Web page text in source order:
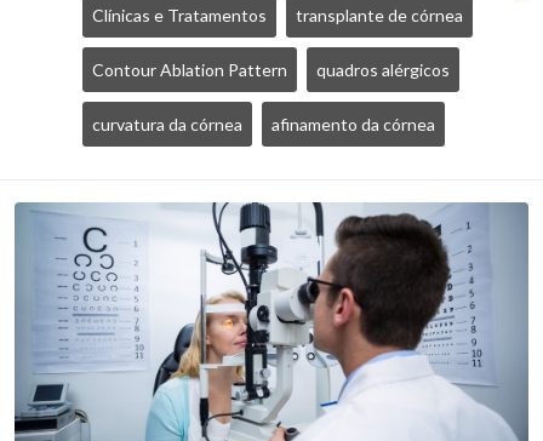
Clínicas e Tratamentos transplante de córnea
Contour Ablation Pattern quadros alérgicos
curvatura da córnea afinamento da córnea